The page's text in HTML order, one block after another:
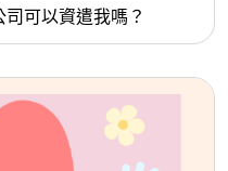
可以資遣我嗎？